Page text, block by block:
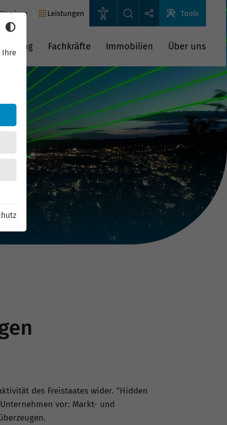
Ihre
Karriere Leistungen Tools
Fachkräfte Immobilien Über uns
des Freistaates wider. "Hidden
vor: Markt- und